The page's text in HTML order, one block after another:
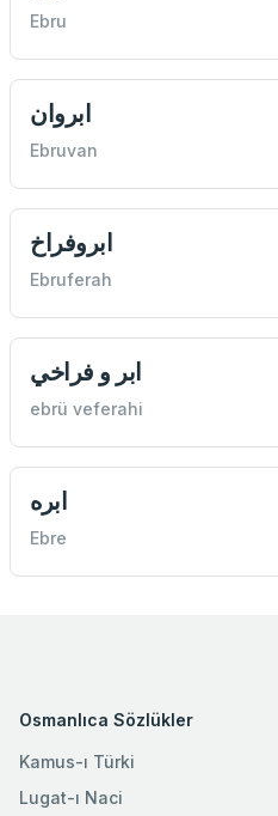
Ebru
ابروان
Ebruvan
ابروفراخ
Ebruferah
ابر و فراخي
ebrü veferahi
ابره
Ebre
Osmanlıca Sözlükler
Kamus-ı Türki
Lugat-ı Naci